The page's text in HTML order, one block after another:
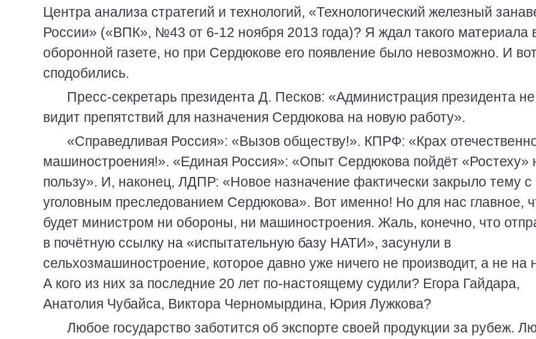
Центра анализа стратегий и технологий, «Технологический железный
России» («ВПК», №43 от 6-12 ноября 2013 года)? Я ждал такого материала
оборонной газете, но при Сердюкове его появление было невозможно. И
сподобились.
Пресс-секретарь президента Д. Песков: «Администрация президента не
видит препятствий для назначения Сердюкова на новую работу».
«Справедливая Россия»: «Вызов обществу!». КПРФ: «Крах
машиностроения!». «Единая Россия»: «Опыт Сердюкова пойдёт «Ростеху»
пользу». И, наконец, ЛДПР: «Новое назначение фактически закрыло тему с
уголовным преследованием Сердюкова». Вот именно! Но для нас главное,
будет министром ни обороны, ни машиностроения. Жаль, конечно, что
в почётную ссылку на «испытательную базу НАТИ», засунули в
сельхозмашиностроение, которое давно уже ничего не производит, а не на
А кого из них за последние 20 лет по-настоящему судили? Егора Гайдара,
Анатолия Чубайса, Виктора Черномырдина, Юрия Лужкова?
Любое государство заботится об экспорте своей продукции за рубеж.